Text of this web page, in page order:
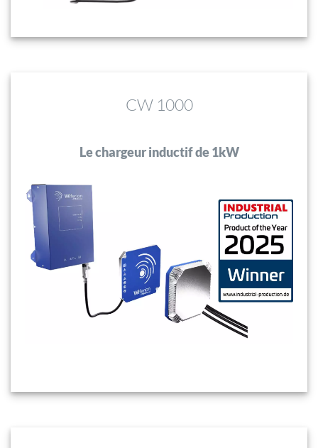
CW 1000
Le chargeur inductif de 1kW